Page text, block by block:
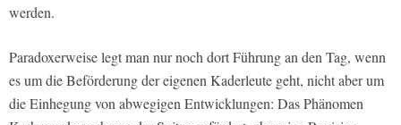
werden.
Paradoxerweise legt man nur noch dort Führung an den Tag, wenn
es um die Beförderung der eigenen Kaderleute geht, nicht aber um
die Einhegung von abwegigen Entwicklungen: Das Phänomen